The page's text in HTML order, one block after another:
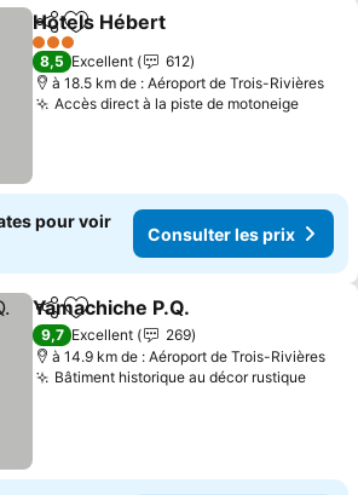
PartagerAjouter à mes favoris
Hotels Hébert
3 Étoiles
8,5 Excellent
612
à 18.5 km de : Aéroport de Trois-Rivières
Accès direct à la piste de motoneige
pour voir
Consulter les prix
PartagerAjouter à mes favoris
Yamachiche P.Q.
9,7 Excellent
269
à 14.9 km de : Aéroport de Trois-Rivières
Bâtiment historique au décor rustique